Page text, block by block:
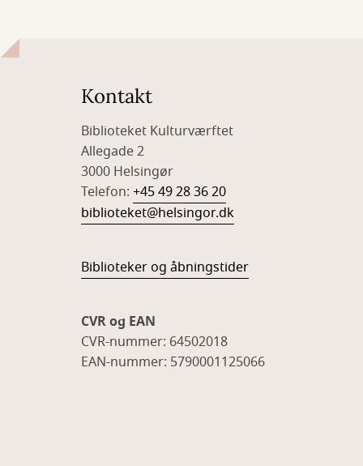
Kontakt
Biblioteket Kulturværftet
Allegade 2
3000 Helsingør
Telefon: +45 49 28 36 20
biblioteket@helsingor.dk
Biblioteker og åbningstider
CVR og EAN
CVR-nummer: 64502018
EAN-nummer: 5790001125066